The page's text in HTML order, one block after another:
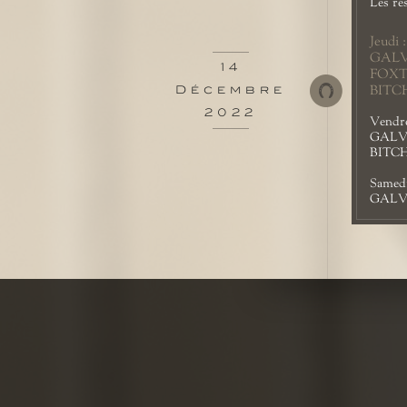
14
Décembre
2022
Jeudi :